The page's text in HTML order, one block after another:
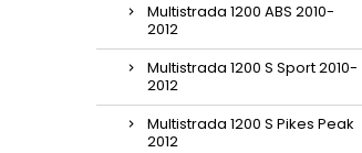
Multistrada 1200 ABS 2010-
2012
Multistrada 1200 S Sport 2010-
2012
Multistrada 1200 S Pikes Peak
2012